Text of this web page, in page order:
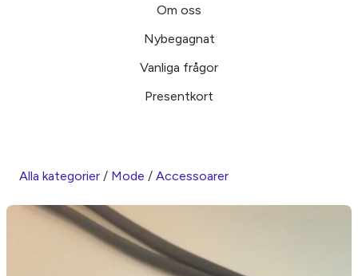
Om oss
Nybegagnat
Vanliga frågor
Presentkort
Alla kategorier / Mode / Accessoarer